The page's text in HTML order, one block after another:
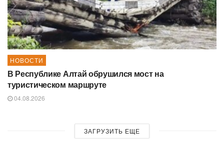
НОВОСТИ
В Республике Алтай обрушился мост на
туристическом маршруте
04.08.2026
ЗАГРУЗИТЬ ЕЩЕ